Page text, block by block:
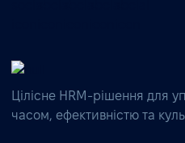
Цілісне HRM-рішення для
часом, ефективністю та